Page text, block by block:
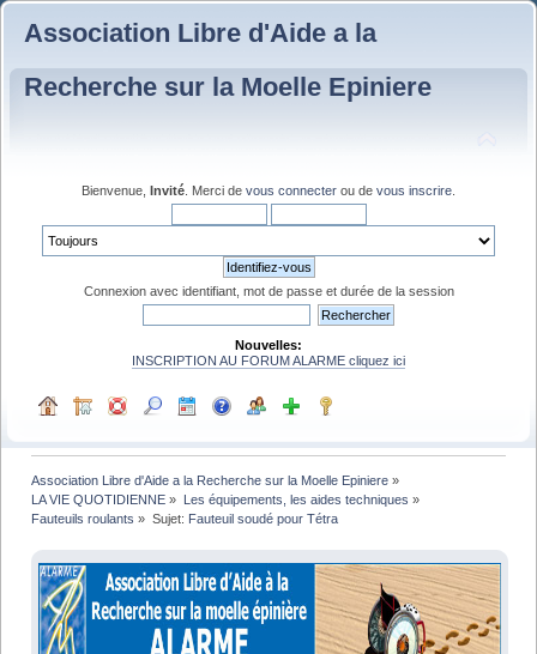
Association Libre d'Aide a la
Recherche sur la Moelle Epiniere
Bienvenue, Invité . Merci de vous connecter ou de vous inscrire
Connexion avec identifiant, mot de passe et durée de la session
Nouvelles:
INSCRIPTION AU FORUM ALARME cliquez ici
Association Libre d'Aide a la Recherche sur la Moelle Epiniere »
LA VIE QUOTIDIENNE » Les équipements, les aides techniques »
Fauteuils roulants » Sujet: Fauteuil soudé pour Tétra